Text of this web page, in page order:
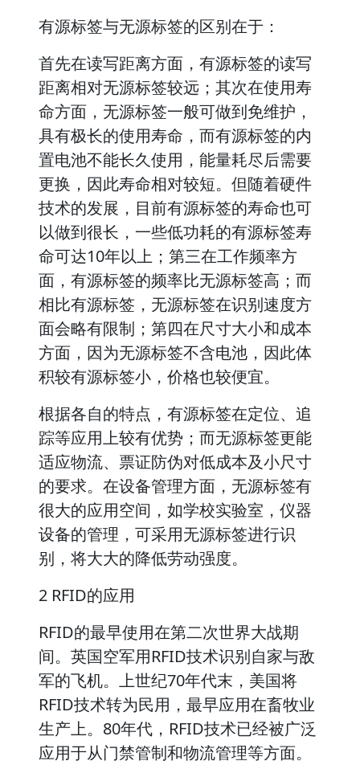
有源标签与无源标签的区别在于：
首先在读写距离方面，有源标签的读写
距离相对无源标签较远；其次在使用寿
命方面，无源标签一般可做到免维护，
具有极长的使用寿命，而有源标签的内
置电池不能长久使用，能量耗尽后需要
更换，因此寿命相对较短。但随着硬件
技术的发展，目前有源标签的寿命也可
以做到很长，一些低功耗的有源标签寿
命可达10年以上；第三在工作频率方
面，有源标签的频率比无源标签高；而
相比有源标签，无源标签在识别速度方
面会略有限制；第四在尺寸大小和成本
方面，因为无源标签不含电池，因此体
积较有源标签小，价格也较便宜。
根据各自的特点，有源标签在定位、追
踪等应用上较有优势；而无源标签更能
适应物流、票证防伪对低成本及小尺寸
的要求。在设备管理方面，无源标签有
很大的应用空间，如学校实验室，仪器
设备的管理，可采用无源标签进行识
别，将大大的降低劳动强度。
2 RFID的应用
RFID的最早使用在第二次世界大战期
间。英国空军用RFID技术识别自家与敌
军的飞机。上世纪70年代末，美国将
RFID技术转为民用，最早应用在畜牧业
生产上。80年代，RFID技术已经被广泛
应用于从门禁管制和物流管理等方面。